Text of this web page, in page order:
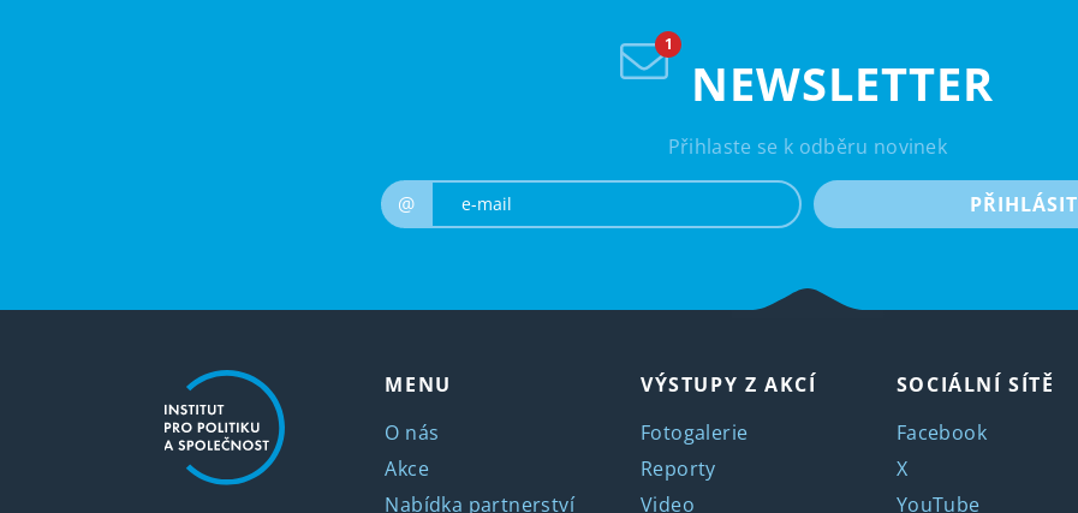
NEWSLETTER
Přihlaste se k odběru novinek
@ PŘIHLÁSIT
MENU
O nás
Akce
Nabídka partnerství
VÝSTUPY Z AKCÍ
Fotogalerie
Reporty
Video
SOCIÁLNÍ SÍTĚ
Facebook
X
YouTube